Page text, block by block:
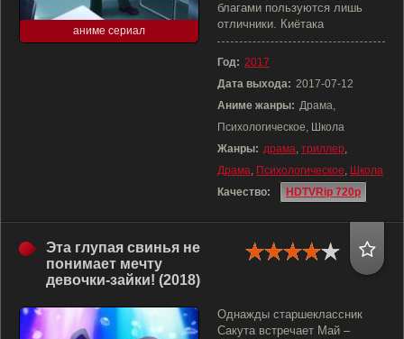
аниме сериал
благами пользуются лишь
отличники. Киётака
Год: 2017
Дата выхода: 2017-07-12
Аниме жанры: Драма,
Психологическое, Школа
Жанры: драма, триллер,
Драма, Психологическое, Школа
Качество:
HDTVRip 720p
Эта глупая свинья не
понимает мечту
девочки-зайки! (2018)
Однажды старшеклассник
Сакута встречает Май –